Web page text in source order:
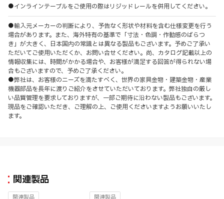
●インラインテーブルをご使用の際はリジッドレールを併用してください。
●輸入元メーカーの判断により、予告なく形状や材料を含む仕様変更を行う
場合があります。また、海外特有の基準で「寸法・色調・作動感のばらつ
き」が大きく、日本国内の常識とは異なる製品もございます。予めご了承い
ただいてご使用いただくか、お問い合せください。尚、カタログ記載以上の
情報収集には、時間がかかる場合や、お客様が満足する回答が得られない場
合もございますので、予めご了承ください。
●弊社は、お客様のニーズを満たすべく、世界の家具金物・建築金物・産業
機器部品を長年に渡りご紹介をさせていただいております。弊社独自の厳し
い品質管理を要求しておりますが、一部ご期待に沿わない製品もございます。
現品をご確認いただき、ご理解の上、ご使用くださいますようお願いいたし
ます。
関連製品
関連製品 関連製品